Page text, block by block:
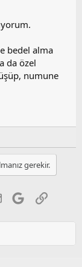
bedel alma
da özel
numune
gerekir.
E-postaGoogleLink